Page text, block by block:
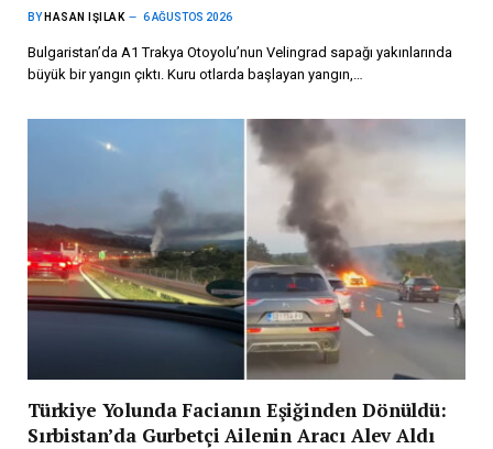
BY HASAN IŞILAK 6 AĞUSTOS 2026
Bulgaristan’da A1 Trakya Otoyolu’nun Velingrad sapağı yakınlarında
büyük bir yangın çıktı. Kuru otlarda başlayan yangın,…
Türkiye Yolunda Facianın Eşiğinden Dönüldü:
Sırbistan’da Gurbetçi Ailenin Aracı Alev Aldı